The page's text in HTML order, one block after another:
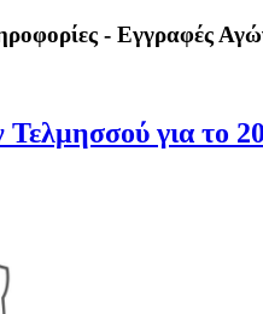
- Εγγραφές
για το